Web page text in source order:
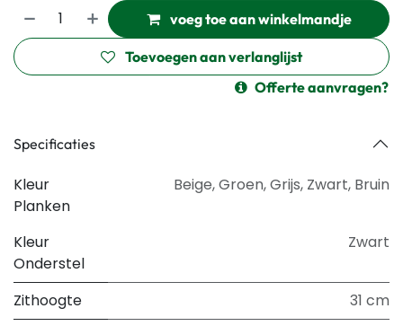
voeg toe aan winkelmandje
Toevoegen aan verlanglijst
Offerte aanvragen?
Specificaties
Kleur
Planken
Beige,Groen,Grijs, Zwart, Bruin
Kleur
Onderstel
Zwart
Zithoogte
31 cm